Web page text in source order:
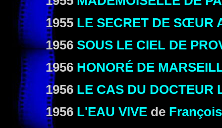
1955 LE SECRET DE SŒUR
1956 SOUS LE CIEL DE
1956 HONORÉ DE
1956 LE CAS DU DOCTEUR
1956 L'EAU VIVE de